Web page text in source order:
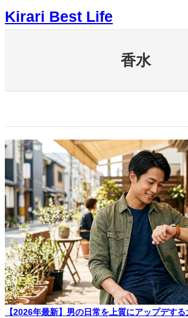
内
容
Kirari Best Life
香水
【2026年最新】男の日常を上質にアップデす